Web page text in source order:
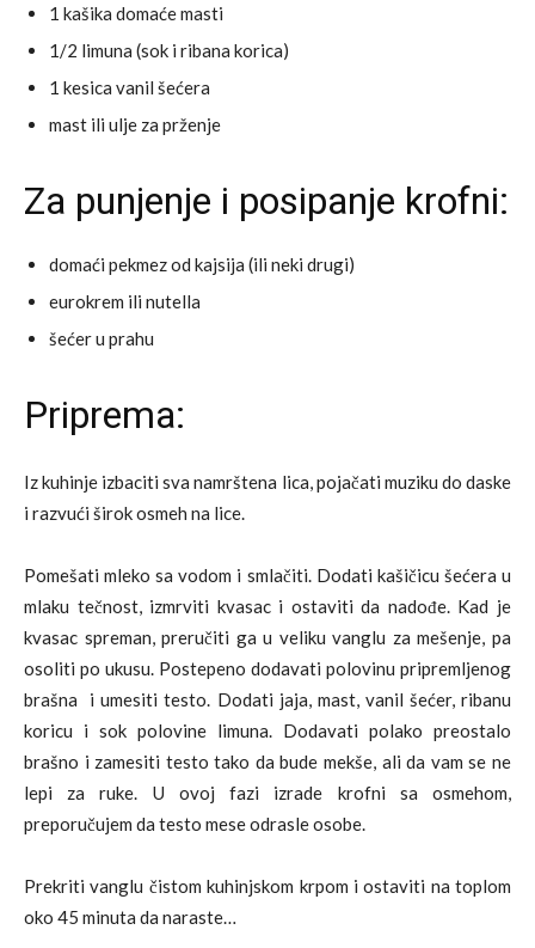
1 kašika domaće masti
1/2 limuna (sok i ribana korica)
1 kesica vanil šećera
mast ili ulje za prženje
Za punjenje i posipanje krofni:
domaći pekmez od kajsija (ili neki drugi)
eurokrem ili nutella
šećer u prahu
Priprema:
Iz kuhinje izbaciti sva namrštena lica, pojačati muziku do daske
i razvući širok osmeh na lice.
Pomešati mleko sa vodom i smlačiti. Dodati kašičicu šećera u
mlaku tečnost, izmrviti kvasac i ostaviti da nadođe. Kad je
kvasac spreman, preručiti ga u veliku vanglu za mešenje, pa
osoliti po ukusu. Postepeno dodavati polovinu pripremljenog
brašna i umesiti testo. Dodati jaja, mast, vanil šećer, ribanu
koricu i sok polovine limuna. Dodavati polako preostalo
brašno i zamesiti testo tako da bude mekše, ali da vam se ne
lepi za ruke. U ovoj fazi izrade krofni sa osmehom,
preporučujem da testo mese odrasle osobe.
Prekriti vanglu čistom kuhinjskom krpom i ostaviti na toplom
oko 45 minuta da naraste…